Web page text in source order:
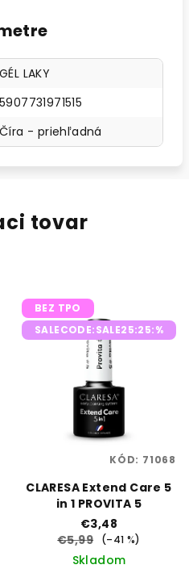
GÉL LAKY
5907731971515
Číra - priehľadná
tovar
BEZ TPO
SALECODE:SALE25:25:%
CLARESA Extend Care 5
in 1 PROVITA 5
€3,48
€5,99
(–41 %)
Skladom
KÓD: 71068